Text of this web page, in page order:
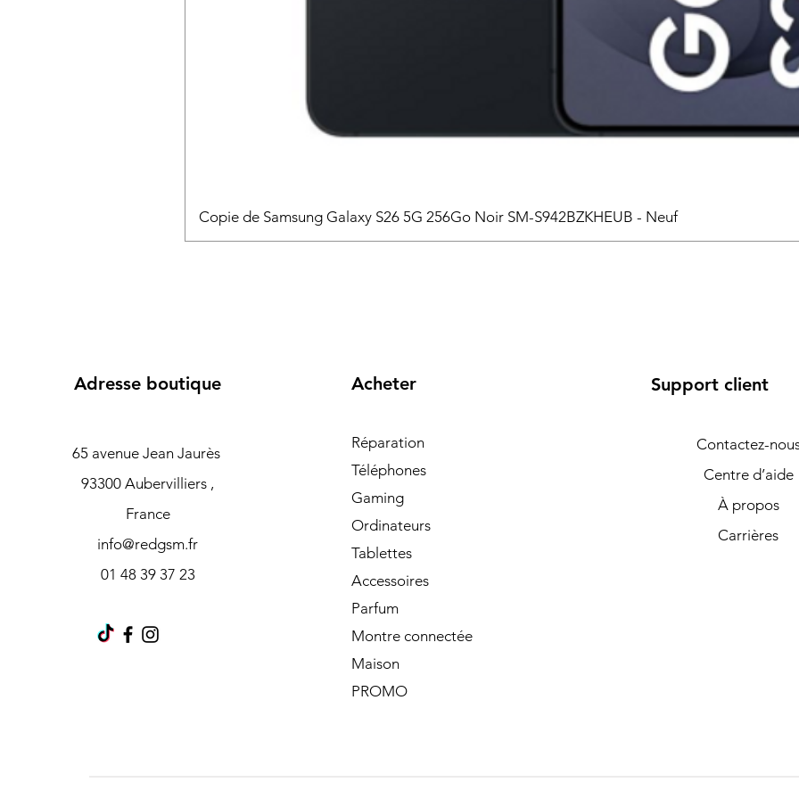
Copie de Samsung Galaxy S26 5G 256Go Noir SM-S942BZKHEUB - Neuf
Adresse boutique
65 avenue Jean Jaurès
93300 Aubervilliers ,
France
info@redgsm.fr
01 48 39 37 23
Acheter
Réparation
Téléphones
Gaming
Ordinateurs
Tablettes
Accessoires
Parfum
Montre connectée
Maison
PROMO
Support client
Contactez-
Centre d’aide
À propos
Carrières